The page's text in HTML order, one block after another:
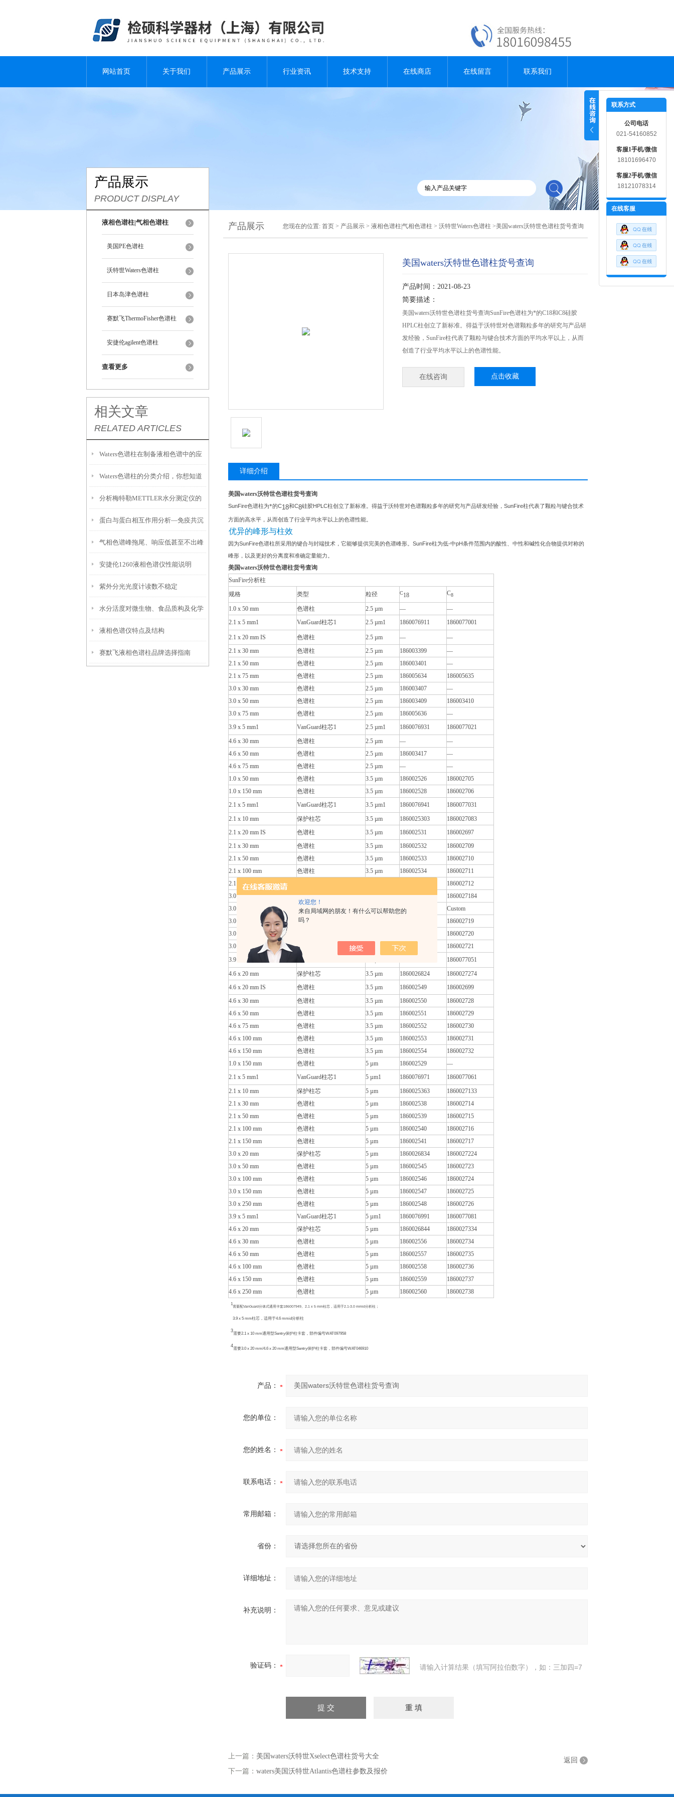
欢迎您！
来自局域网的朋友！有什么可以帮助您的
吗？
网站首页 关于我们 产品展示 行业资讯 技术支持 在线商店 在线留言 联系我们
产品展示
PRODUCT DISPLAY
液相色谱柱|气相色谱柱
美国PE色谱柱
沃特世Waters色谱柱
日本岛津色谱柱
赛默飞ThermoFisher色谱柱
安捷伦agilent色谱柱
查看更多
相关文章
RELATED ARTICLES
Waters色谱柱在制备液相色谱中的应
用有哪些？
Waters色谱柱的分类介绍，你想知道
的都在这儿了！
分析梅特勒METTLER水分测定仪的
电极污染与保养
蛋白与蛋白相互作用分析—免疫共沉
淀
气相色谱峰拖尾、响应低甚至不出峰
的主要原因
安捷伦1260液相色谱仪性能说明
紫外分光光度计读数不稳定
水分活度对微生物、食品质构及化学
反应的影响
液相色谱仪特点及结构
赛默飞液相色谱柱品牌选择指南
产品展示 您现在的位置: 首页 > 产品展示 > 液相色谱柱|气相色谱柱 > 沃特世Waters色谱柱 >美国waters沃特世色谱柱货号查询
美国waters沃特世色谱柱货号查询
产品时间：2021-08-23
简要描述：
美国waters沃特世色谱柱货号查询SunFire色谱柱为*的C18和C8硅胶
HPLC柱创立了新标准。得益于沃特世对色谱颗粒多年的研究与产品研
发经验，SunFire柱代表了颗粒与键合技术方面的平均水平以上，从而
创造了行业平均水平以上的色谱性能。
在线咨询 点击收藏
详细介绍
美国waters沃特世色谱柱货号查询
SunFire色谱柱为*的C18和C8硅胶HPLC柱创立了新标准。得益于沃特世对色谱颗粒多年的研究与产品研发经验， SunFire柱代表了颗粒与键合技术
方面的高水平，从而创造了行业平均水平以上的色谱性能。
优异的峰形与柱效
因为SunFire色谱柱所采用的键合与封端技术，它能够提供完美的色谱峰形。 SunFire柱为低-中pH条件范围内的酸性、中性和碱性化合物提供对称的
峰形，以及更好的分离度和准确定量能力。
美国waters沃特世色谱柱货号查询
SunFire分析柱
规格
类型 粒径 C18 C8
1.0 x 50 mm 色谱柱 2.5 µm —
—
2.1 x 5 mm1
VanGuard柱芯1 2.5 µm1 1860076911 1860077001
2.1 x 20 mm IS 色谱柱 2.5 µm —
—
2.1 x 30 mm
色谱柱 2.5 µm 186003399
—
2.1 x 50 mm
色谱柱 2.5 µm 186003401
—
2.1 x 75 mm
色谱柱 2.5 µm 186005634
186005635
3.0 x 30 mm
色谱柱 2.5 µm 186003407
—
3.0 x 50 mm
色谱柱 2.5 µm 186003409
186003410
3.0 x 75 mm
色谱柱 2.5 µm 186005636
—
3.9 x 5 mm1
VanGuard柱芯1 2.5 µm1 1860076931
1860077021
4.6 x 30 mm
色谱柱 2.5 µm —
—
4.6 x 50 mm
色谱柱 2.5 µm 186003417
—
4.6 x 75 mm
色谱柱 2.5 µm —
—
1.0 x 50 mm
色谱柱 3.5 µm 186002526
186002705
1.0 x 150 mm
色谱柱 3.5 µm 186002528
186002706
2.1 x 5 mm1
VanGuard柱芯1 3.5 µm1 1860076941
1860077031
2.1 x 10 mm
保护柱芯 3.5 µm 1860025303
1860027083
2.1 x 20 mm IS
色谱柱 3.5 µm 186002531
186002697
2.1 x 30 mm
色谱柱 3.5 µm 186002532
186002709
2.1 x 50 mm
色谱柱 3.5 µm 186002533
186002710
2.1 x 100 mm
色谱柱 3.5 µm 186002534
186002711
2.1 x 150 mm
186002712
3.0 x 20 mm
保护柱芯 3.5 µm 1860026814
1860027184
3.0 x 30 mm
色谱柱 3.5 µm 186003254
Custom
3.0 x 50 mm
色谱柱
186002719
3.0 x 100 mm
186002720
3.0 x 150 mm
色谱柱 186002544
186002721
3.9 x 5 mm1
VanGuard柱芯1
1860077051
4.6 x 20 mm
保护柱芯 3.5 µm 1860026824
1860027274
4.6 x 20 mm IS
色谱柱 3.5 µm 186002549
186002699
4.6 x 30 mm
色谱柱 3.5 µm 186002550
186002728
4.6 x 50 mm
色谱柱 3.5 µm 186002551
186002729
4.6 x 75 mm
色谱柱 3.5 µm 186002552
186002730
4.6 x 100 mm
色谱柱 3.5 µm 186002553
186002731
4.6 x 150 mm
色谱柱 3.5 µm 186002554
186002732
1.0 x 150 mm
色谱柱 5 µm 186002529
—
2.1 x 5 mm1
VanGuard柱芯1 5 µm1 1860076971
1860077061
2.1 x 10 mm
保护柱芯 5 µm 1860025363
1860027133
2.1 x 30 mm
色谱柱 5 µm 186002538
186002714
2.1 x 50 mm
色谱柱 5 µm 186002539
186002715
2.1 x 100 mm
色谱柱 5 µm 186002540
186002716
2.1 x 150 mm
色谱柱 5 µm 186002541
186002717
3.0 x 20 mm
保护柱芯 5 µm 1860026834
1860027224
3.0 x 50 mm
色谱柱 5 µm 186002545
186002723
3.0 x 100 mm
色谱柱 5 µm 186002546
186002724
3.0 x 150 mm
色谱柱 5 µm 186002547
186002725
3.0 x 250 mm
色谱柱 5 µm 186002548
186002726
3.9 x 5 mm1
VanGuard柱芯1 5 µm1 1860076991
1860077081
4.6 x 20 mm
保护柱芯 5 µm 1860026844
1860027334
4.6 x 30 mm
色谱柱 5 µm 186002556
186002734
4.6 x 50 mm
色谱柱 5 µm 186002557
186002735
4.6 x 100 mm
色谱柱 5 µm 186002558
186002736
4.6 x 150 mm
色谱柱 5 µm 186002559
186002737
4.6 x 250 mm
色谱柱 5 µm 186002560 186002738
1
需要配VanGuard分体式通用卡套186007949。2.1 x 5 mm柱芯，适用于2.1-3.0 mmid分析柱；
3.9 x 5 mm柱芯，适用于4.6 mmid分析柱
3
需要2.1 x 10 mm通用型Sentry保护柱卡套，部件编号WAT097958
4
需要3.0 x 20 mm/4.6 x 20 mm通用型Sentry保护柱卡套，部件编号WAT046910
产品：
您的单位：
您的姓名：
联系电话：
常用邮箱：
省份：
详细地址：
补充说明：
验证码： 请输入计算结果（填写阿拉伯数字），如：三加四=7
上一篇： 美国waters沃特世Xselect色谱柱货号大全
下一篇： waters美国沃特世Atlantis色谱柱参数及报价
返回
联系方式
公司电话
021-54160852
客服1手机/微信
18101696470
客服2手机/微信
18121078314
在线客服